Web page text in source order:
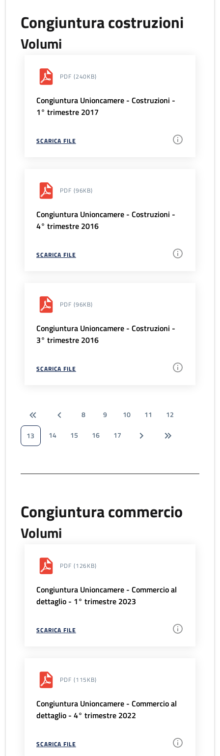
Congiuntura costruzioni
Volumi
PDF (240KB)
Congiuntura Unioncamere - Costruzioni -
1° trimestre 2017
SCARICA FILE
PDF (96KB)
Congiuntura Unioncamere - Costruzioni -
4° trimestre 2016
SCARICA FILE
PDF (96KB)
Congiuntura Unioncamere - Costruzioni -
3° trimestre 2016
SCARICA FILE
8 9 10 11
12
13
14 15 16 17
Congiuntura commercio
Volumi
PDF (126KB)
Congiuntura Unioncamere - Commercio al
dettaglio - 1° trimestre 2023
SCARICA FILE
PDF (115KB)
Congiuntura Unioncamere - Commercio al
dettaglio - 4° trimestre 2022
SCARICA FILE